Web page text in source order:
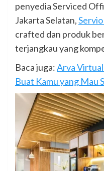
penyedia Serviced
Jakarta Selatan,Servio
crafted dan produk
terjangkau yang
Baca juga:Arva
Buat Kamu yang Mau